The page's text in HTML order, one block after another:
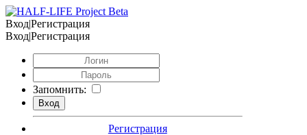
Вход|Регистрация
Вход|Регистрация
Запомнить:
Регистрация